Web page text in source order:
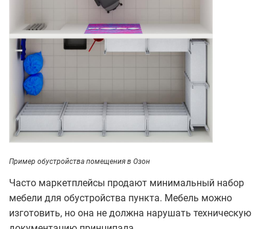
Пример обустройства помещения в Озон
Часто маркетплейсы продают минимальный набор
мебели для обустройства пункта. Мебель можно
изготовить, но она не должна нарушать техническую